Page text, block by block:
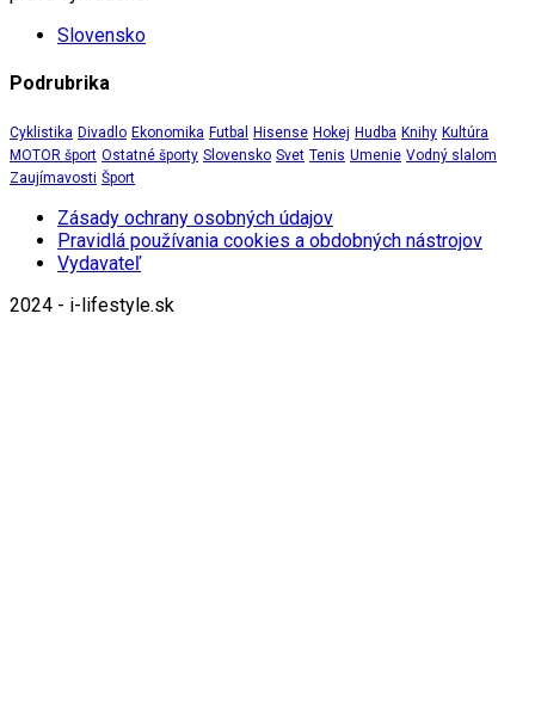
Slovensko
Podrubrika
Cyklistika Divadlo Ekonomika Futbal Hisense Hokej Hudba Knihy Kultúra
MOTOR šport Ostatné športy Slovensko Svet Tenis Umenie Vodný slalom
Zaujímavosti Šport
Zásady ochrany osobných údajov
Pravidlá používania cookies a obdobných nástrojov
Vydavateľ
2024 - i-lifestyle.sk